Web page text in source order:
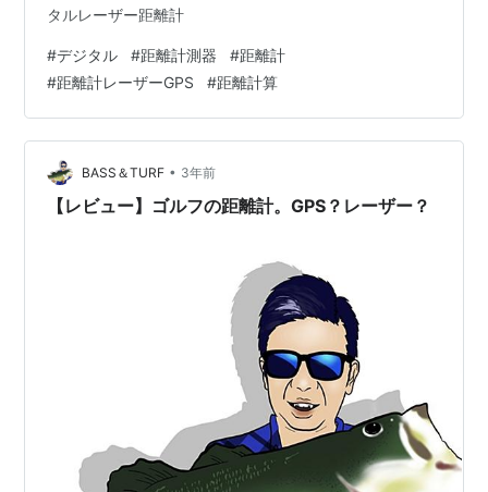
タルレーザー距離計
#デジタル #距離計測器 #距離計
#距離計レーザーGPS #距離計算
BASS＆TURF • 3年前
【レビュー】ゴルフの距離計。GPS？レーザー？